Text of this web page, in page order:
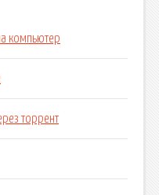
компьютер
торрент